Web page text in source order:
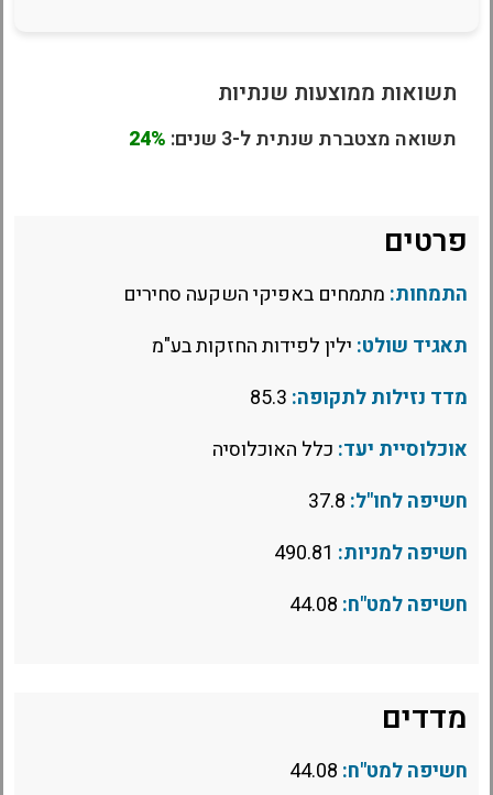
תשואות ממוצעות שנתיות
תשואה מצטברת שנתית ל-3 שנים: 24%
פרטים
התמחות: מתמחים באפיקי השקעה סחירים
תאגיד שולט: ילין לפידות החזקות בע"מ
מדד נזילות לתקופה:
אוכלוסיית יעד: כלל האוכלוסיה
חשיפה לחו"ל:
חשיפה למניות:
חשיפה למט"ח:
מדדים
חשיפה למט"ח: